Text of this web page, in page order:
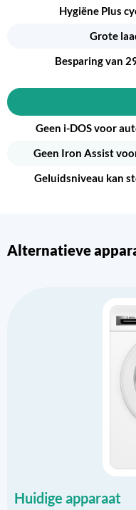
Hygiëne Plus
Grote
Besparing van
Geen i-DOS voor
Geen Iron Assist
Geluidsniveau kan
Alternatieve
Huidige apparaat